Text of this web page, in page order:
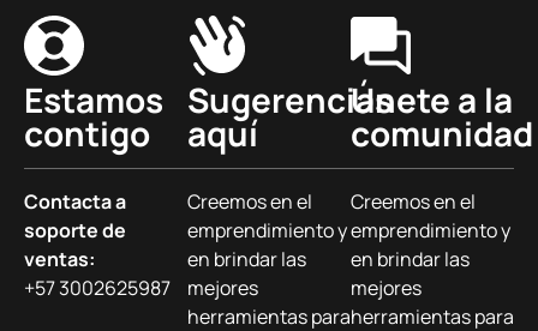
Estamos
contigo
Contacta a
soporte de
ventas:
+57 3002625987
Sugerencias
aquí
Creemos en el
emprendimiento y
en brindar las
mejores
herramientas para
Únete a la
comunidad
Creemos en el
emprendimiento y
en brindar las
mejores
herramientas para